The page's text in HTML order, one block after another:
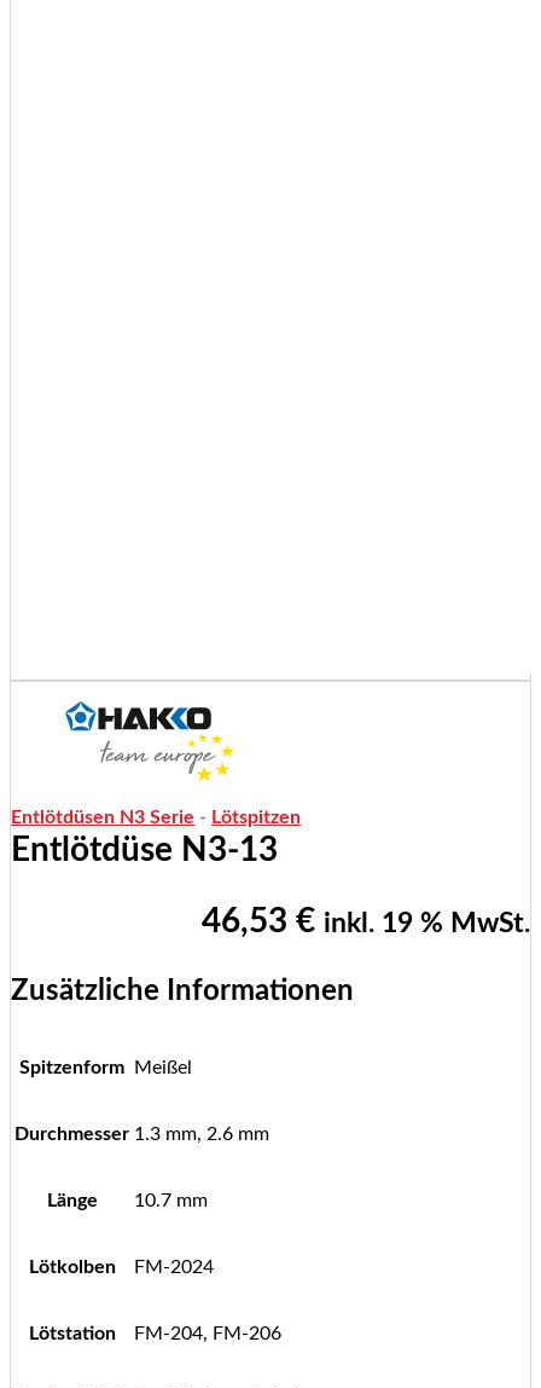
Entlötdüsen N3 Serie - Lötspitzen
Entlötdüse N3-13
46,53 € inkl. 19 % MwSt.
Zusätzliche Informationen
Spitzenform Meißel
Durchmesser 1.3 mm, 2.6 mm
Länge 10.7 mm
Lötkolben FM-2024
Lötstation FM-204, FM-206